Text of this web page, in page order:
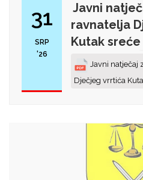
31
SRP
'26
Javni
ravnatelja
Kutak sreće
Javni natječaj
Dječjeg vrrtića